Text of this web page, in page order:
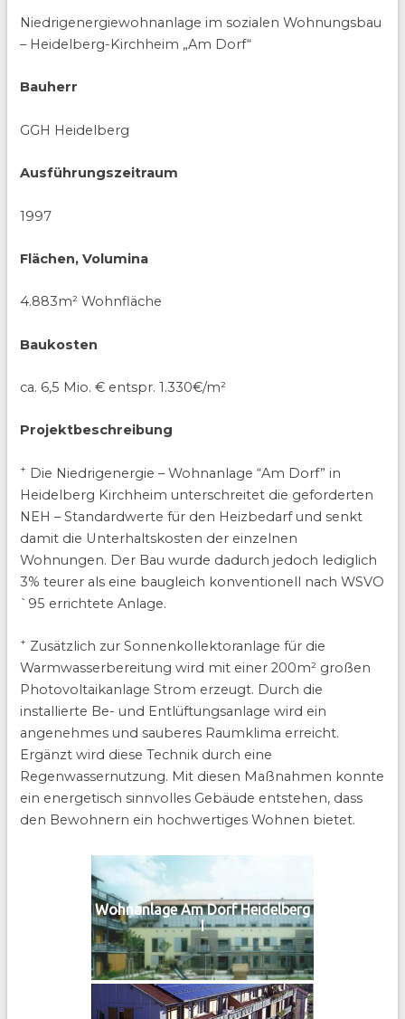
Niedrigenergiewohnanlage im sozialen Wohnungsbau
– Heidelberg-Kirchheim „Am Dorf“
Bauherr
GGH Heidelberg
Ausführungszeitraum
1997
Flächen, Volumina
4.883m² Wohnfläche
Baukosten
ca. 6,5 Mio. € entspr. 1.330€/m²
Projektbeschreibung
+ Die Niedrigenergie – Wohnanlage “Am Dorf” in
Heidelberg Kirchheim unterschreitet die geforderten
NEH – Standardwerte für den Heizbedarf und senkt
damit die Unterhaltskosten der einzelnen
Wohnungen. Der Bau wurde dadurch jedoch lediglich
3% teurer als eine baugleich konventionell nach WSVO
`95 errichtete Anlage.
+ Zusätzlich zur Sonnenkollektoranlage für die
Warmwasserbereitung wird mit einer 200m² großen
Photovoltaikanlage Strom erzeugt. Durch die
installierte Be- und Entlüftungsanlage wird ein
angenehmes und sauberes Raumklima erreicht.
Ergänzt wird diese Technik durch eine
Regenwassernutzung. Mit diesen Maßnahmen konnte
ein energetisch sinnvolles Gebäude entstehen, dass
den Bewohnern ein hochwertiges Wohnen bietet.
Wohnanlage Am Dorf Heidelberg
I